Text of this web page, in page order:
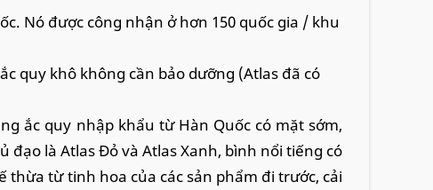
Nó được công nhận ở hơn 150 quốc gia / khu
quy khô không cần bảo dưỡng (Atlas đã có
ắc quy nhập khẩu từ Hàn Quốc có mặt sớm,
đạo là Atlas Đỏ và Atlas Xanh, bình nổi tiếng có
từ tinh hoa của các sản phẩm đi trước, cải